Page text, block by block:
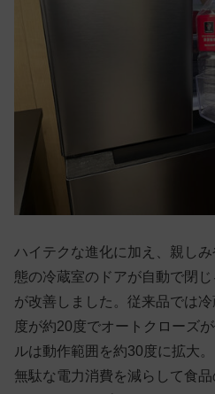
ハイテクな進化に加え、親し
態の冷蔵室のドアが自動で閉
が改善しました。従来品では
度が約20度でオートクローズ
ルは動作範囲を約30度に拡大
無駄な電力消費を減らして食